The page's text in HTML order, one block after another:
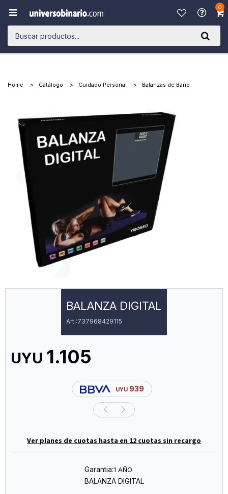
0

Home Catálogo Cuidado Personal Balanzas de Baño
BALANZA DIGITAL
737968429115
UYU 1.105
UYU 939
Ver planes de cuotas hasta en 12 cuotas sin recargo
Garantia:1 AÑO
BALANZA DIGITAL